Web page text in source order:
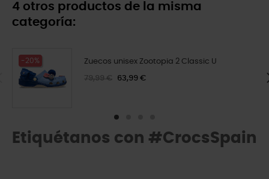
4 otros productos de la misma
categoría:
-20% Zuecos unisex Zootopia 2 Classic U
79,99 € 63,99 €
Etiquétanos con #CrocsSpain